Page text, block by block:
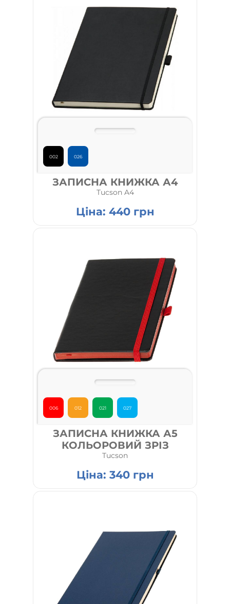
002 026
ЗАПИСНА КНИЖКА А4
Tucson A4
Ціна: 440 грн
006 012 021 027
ЗАПИСНА КНИЖКА А5
КОЛЬОРОВИЙ ЗРІЗ
Tucson
Ціна: 340 грн